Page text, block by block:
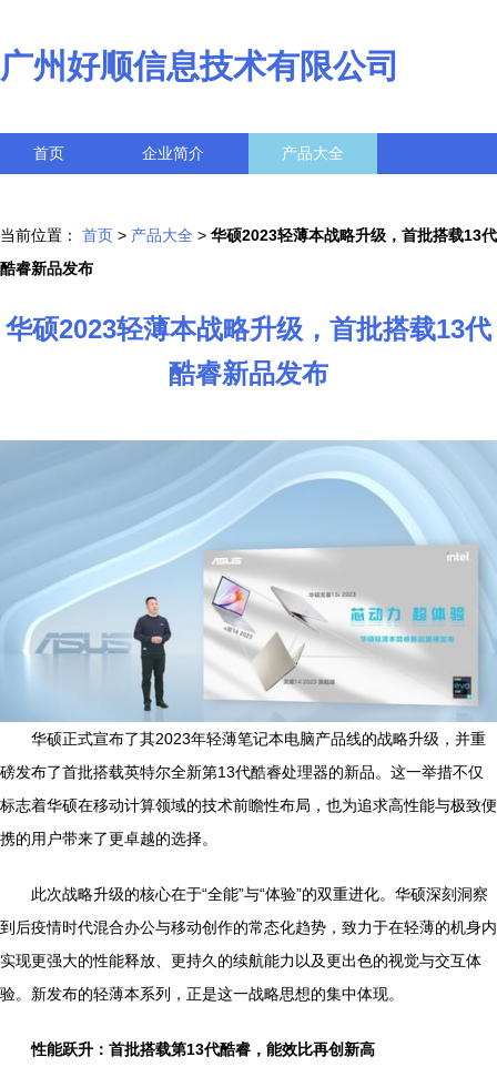
广州好顺信息技术有限公司
首页 企业简介 产品大全
当前位置： 首页 > 产品大全 > 华硕2023轻薄本战略升级，首批搭载13代
酷睿新品发布
华硕2023轻薄本战略升级，首批搭载13代
酷睿新品发布
华硕正式宣布了其2023年轻薄笔记本电脑产品线的战略升级，并重
磅发布了首批搭载英特尔全新第13代酷睿处理器的新品。这一举措不仅
标志着华硕在移动计算领域的技术前瞻性布局，也为追求高性能与极致便
携的用户带来了更卓越的选择。
此次战略升级的核心在于“全能”与“体验”的双重进化。华硕深刻洞察
到后疫情时代混合办公与移动创作的常态化趋势，致力于在轻薄的机身内
实现更强大的性能释放、更持久的续航能力以及更出色的视觉与交互体
验。新发布的轻薄本系列，正是这一战略思想的集中体现。
性能跃升：首批搭载第13代酷睿，能效比再创新高